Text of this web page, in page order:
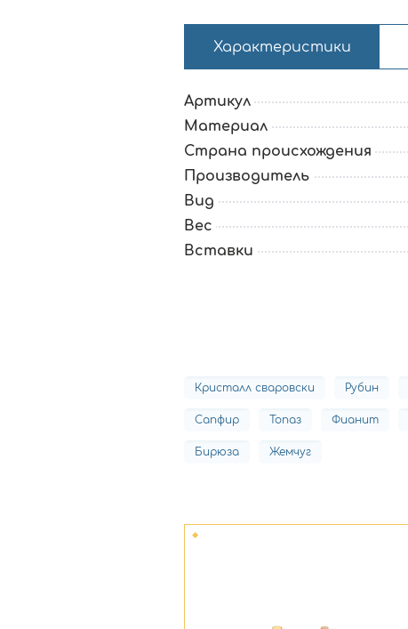
Характеристики
Артикул
Материал
Страна происхождения
Производитель
Вид
Вес
Вставки
Кристалл сваровски Рубин
Сапфир Топаз Фианит
Бирюза Жемчуг